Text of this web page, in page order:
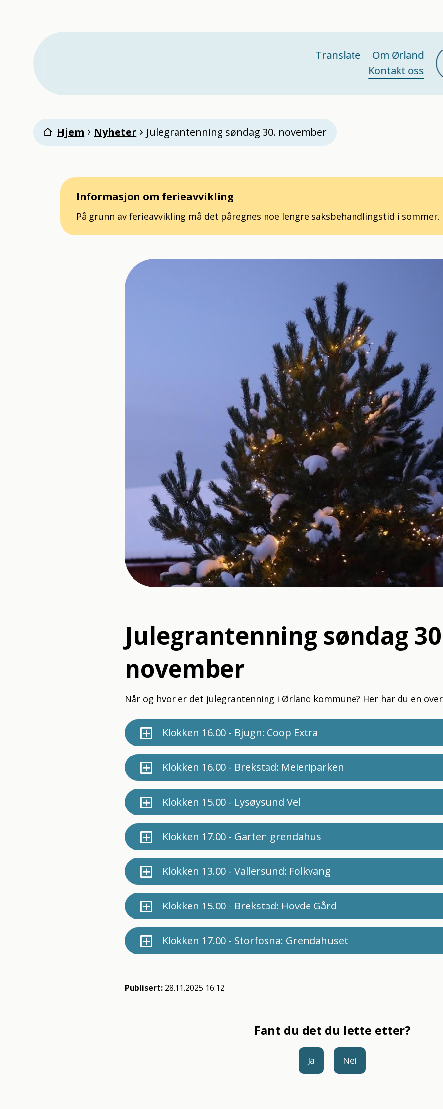
Translate
Om Ørland
Kontakt oss
Du er her:
Hjem Nyheter Julegrantenning søndag 30. november
Informasjon om ferieavvikling
På grunn av ferieavvikling må det påregnes noe lengre saksbehandlingstid i sommer.
Julegrantenning søndag
november
Når og hvor er det julegrantenning i Ørland kommune? Her har du en
Klokken 16.00 - Bjugn: Coop Extra
Klokken 16.00 - Brekstad: Meieriparken
Klokken 15.00 - Lysøysund Vel
Klokken 17.00 - Garten grendahus
Klokken 13.00 - Vallersund: Folkvang
Klokken 15.00 - Brekstad: Hovde Gård
Klokken 17.00 - Storfosna: Grendahuset
Publisert 28.11.2025 16:12
Fant du det du lette etter?
Ja Nei